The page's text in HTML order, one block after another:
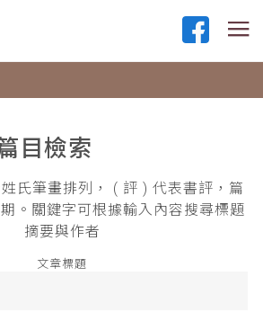
目檢索
氏筆畫排列， ( 評 ) 代表書評，篇
。關鍵字可根據輸入內容搜尋標題
摘要與作者
文章標題